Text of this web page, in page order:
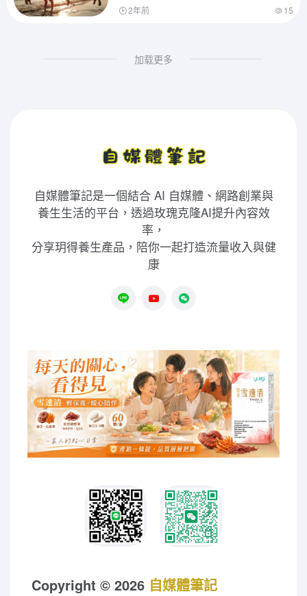
2年前 15
加载更多
自媒體筆記是一個結合 AI 自媒體、網路創業與
養生生活的平台，透過玫瑰克隆AI提升內容效
率，
分享玥得養生產品，陪你一起打造流量收入與健
康
Copyright © 2026 自媒體筆記